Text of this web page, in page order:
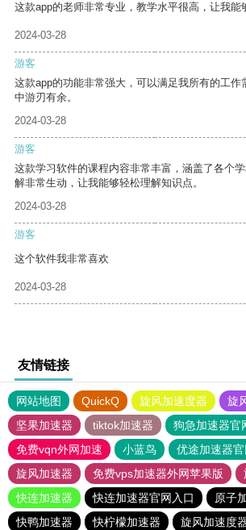
这款app的老师非常专业，教学水平很高，让我能
2024-03-28
游客
这款app的功能非常强大，可以满足我所有的工作
中游刃有余。
2024-03-28
游客
这款学习软件的课程内容非常丰富，涵盖了各个
解非常生动，让我能够轻松理解知识点。
2024-03-28
游客
这个软件我非常喜欢
2024-03-28
友情链接
网站地图 QuickQ 旋风加速度器
旋
坚果加速器
tiktok加速器
狗急加速器官
免费vqn外网加速
小蓝鸟 优途加速器官
旋风加速器
免费vps加速器外网苹果版
快连加速器
快连加速器官网入口
原子
快鸭加速器
快柠檬加速器 旋风加速度